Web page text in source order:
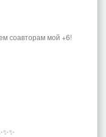
соавторам мой +6!